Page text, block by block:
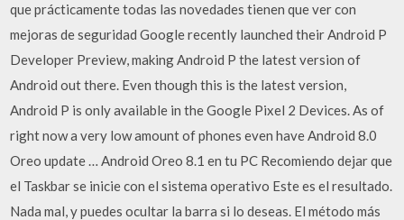
que prácticamente todas las novedades tienen que ver con
mejoras de seguridad Google recently launched their Android P
Developer Preview, making Android P the latest version of
Android out there. Even though this is the latest version,
Android P is only available in the Google Pixel 2 Devices. As of
right now a very low amount of phones even have Android 8.0
Oreo update … Android Oreo 8.1 en tu PC Recomiendo dejar que
el Taskbar se inicie con el sistema operativo Este es el resultado.
Nada mal, y puedes ocultar la barra si lo deseas. El método más